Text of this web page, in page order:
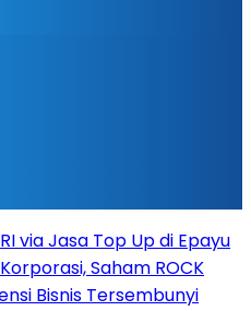
via Jasa Top Up di Epayu
Saham ROCK
Bisnis Tersembunyi